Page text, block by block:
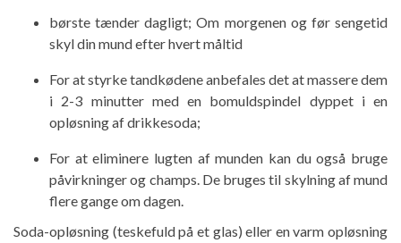
børste tænder dagligt; Om morgenen og før sengetid
skyl din mund efter hvert måltid
For at styrke tandkødene anbefales det at massere dem
i 2-3 minutter med en bomuldspindel dyppet i en
opløsning af drikkesoda;
For at eliminere lugten af ​​munden kan du også bruge
påvirkninger og champs. De bruges til skylning af mund
flere gange om dagen.
Soda-opløsning (teskefuld på et glas) eller en varm opløsning